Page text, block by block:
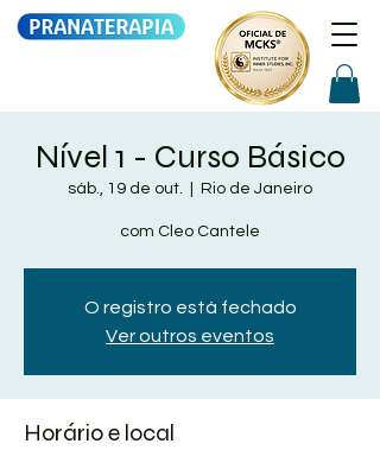
Nível 1 - Curso Básico
sáb., 19 de out. Rio de Janeiro
com Cleo Cantele
O registro está fechado
Ver outros eventos
Horário e local